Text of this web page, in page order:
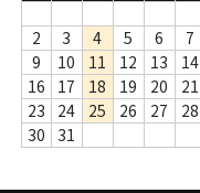
Webのみ no.3
Webのみ no.4
売り切れ
2
3 4 5 6 7
9
10 11 12 13 14
16
17 18 19 20 21
23
24 25 26 27 28
30
31